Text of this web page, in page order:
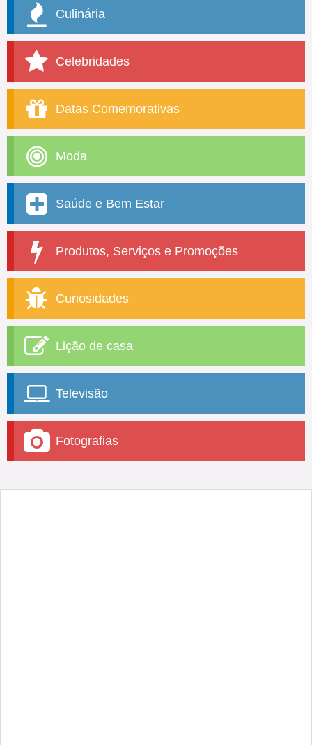
Culinária
Celebridades
Datas Comemorativas
Moda
Saúde e Bem Estar
Produtos, Serviços e Promoções
Curiosidades
Lição de casa
Televisão
Fotografias